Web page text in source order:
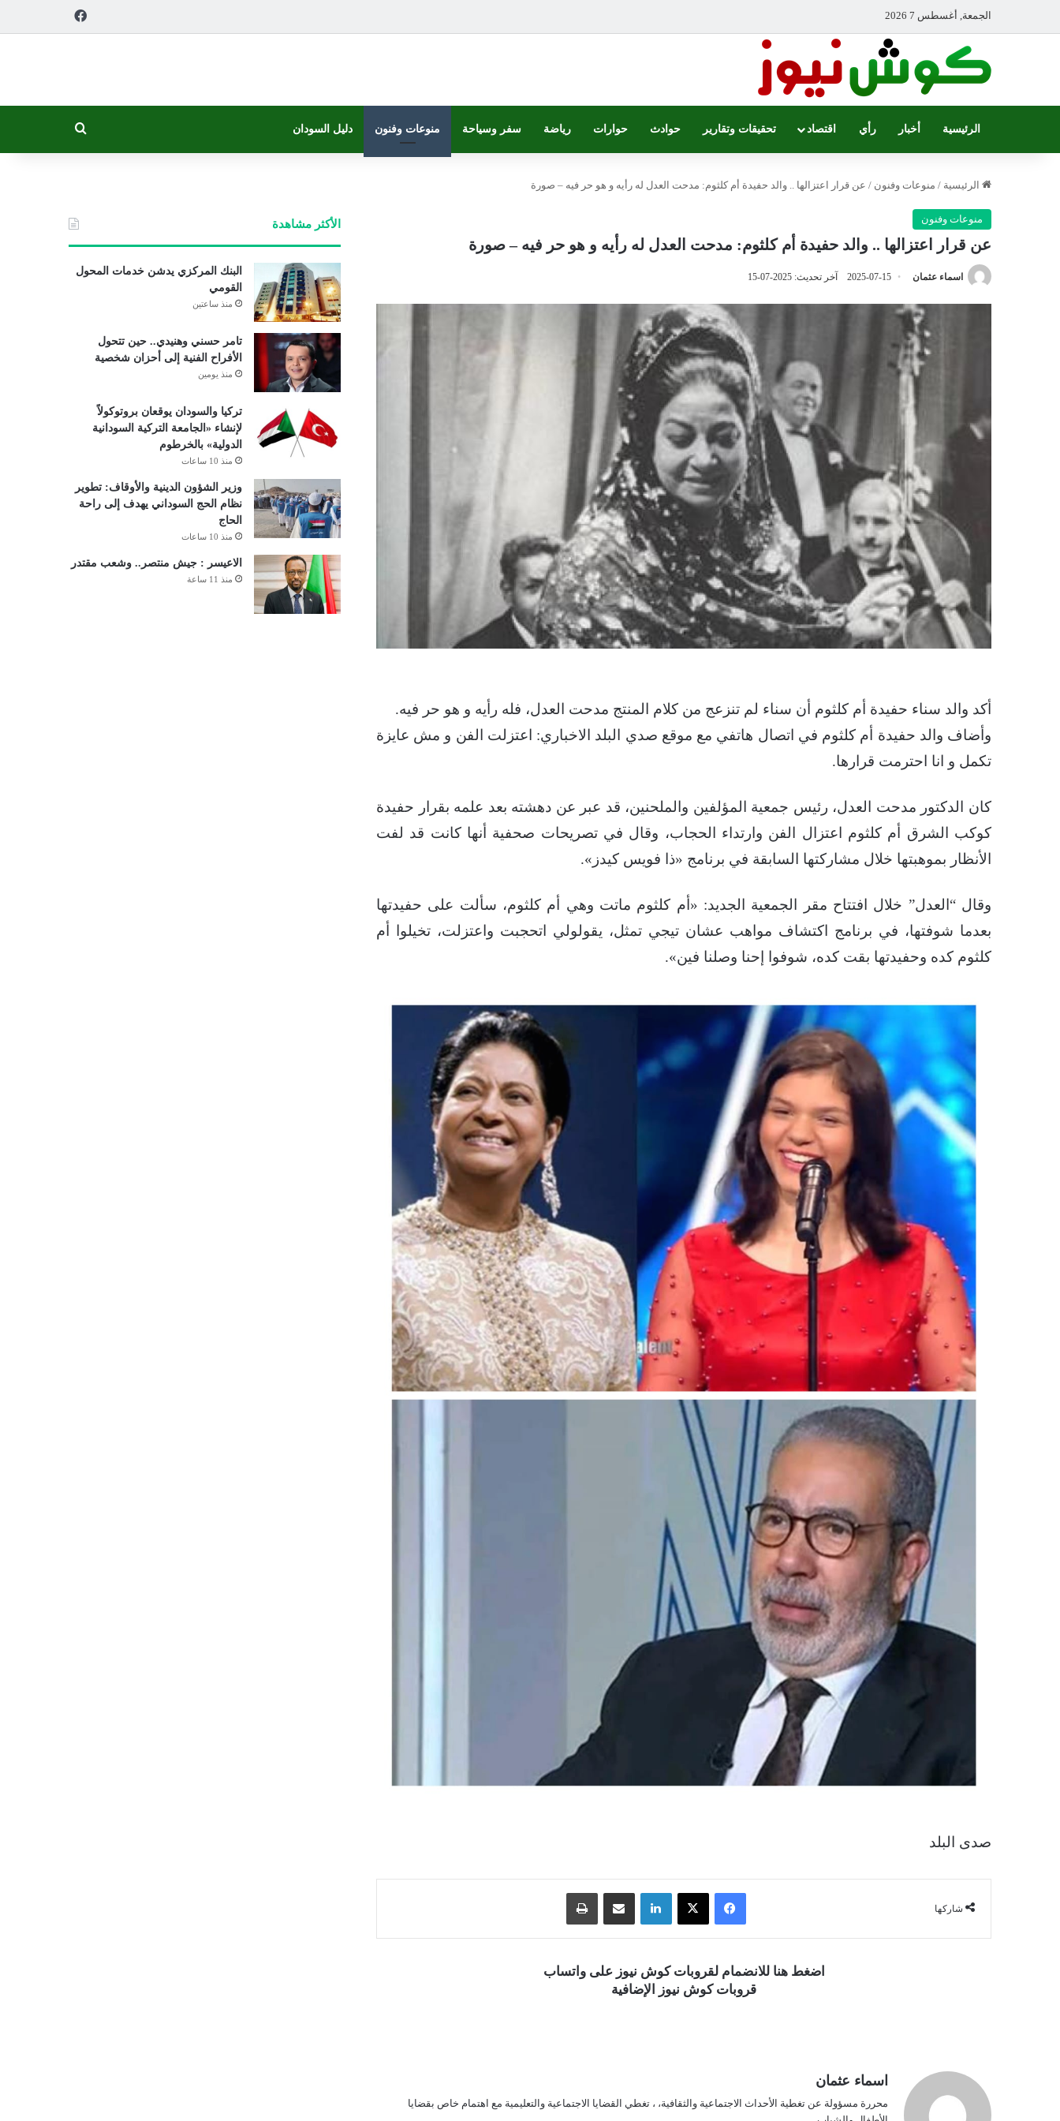
الجمعة, أغسطس 7 2026
الرئيسية أخبار رأي اقتصاد تحقيقات وتقارير حوادث حوارات رياضة سفر وسياحة منوعات وفنون دليل السودان
الرئيسية / منوعات وفنون / عن قرار اعتزالها .. والد حفيدة أم كلثوم: مدحت العدل له رأيه و هو حر فيه – صورة
منوعات وفنون
عن قرار اعتزالها .. والد حفيدة أم كلثوم: مدحت العدل له رأيه و هو حر فيه – صورة
اسماء عثمان 2025-07-15 آخر تحديث: 2025-07-15
أكد والد سناء حفيدة أم كلثوم أن سناء لم تنزعج من كلام المنتج مدحت العدل، فله رأيه و هو حر فيه.
وأضاف والد حفيدة أم كلثوم في اتصال هاتفي مع موقع صدي البلد الاخباري: اعتزلت الفن و مش عايزة
تكمل و انا احترمت قرارها.
كان الدكتور مدحت العدل، رئيس جمعية المؤلفين والملحنين، قد عبر عن دهشته بعد علمه بقرار حفيدة
كوكب الشرق أم كلثوم اعتزال الفن وارتداء الحجاب، وقال في تصريحات صحفية أنها كانت قد لفت
الأنظار بموهبتها خلال مشاركتها السابقة في برنامج «ذا فويس كيدز».
وقال “العدل” خلال افتتاح مقر الجمعية الجديد: «أم كلثوم ماتت وهي أم كلثوم، سألت على حفيدتها
بعدما شوفتها، في برنامج اكتشاف مواهب عشان تيجي تمثل، يقولولي اتحجبت واعتزلت، تخيلوا أم
كلثوم كده وحفيدتها بقت كده، شوفوا إحنا وصلنا فين».
صدى البلد
شاركها
فيسبوك ‫X لينكدإن مشاركة عبر البريد
اضغط هنا للانضمام لقروبات كوش نيوز على واتساب
قروبات كوش نيوز الإضافية
اسماء عثمان
محررة مسؤولة عن تغطية الأحداث الاجتماعية والثقافية، ، تغطي القضايا الاجتماعية والتعليمية مع اهتمام خاص بقضايا
الأكثر مشاهدة
البنك المركزي يدشن خدمات المحول
القومي
منذ ساعتين
تامر حسني وهنيدي.. حين تتحول
الأفراح الفنية إلى أحزان شخصية
منذ يومين
تركيا والسودان يوقعان بروتوكولاً
لإنشاء «الجامعة التركية السودانية
الدولية» بالخرطوم
منذ 10 ساعات
وزير الشؤون الدينية والأوقاف: تطوير
نظام الحج السوداني يهدف إلى راحة
الحاج
منذ 10 ساعات
الاعيسر : جيش منتصر.. وشعب مقتدر
منذ 11 ساعة